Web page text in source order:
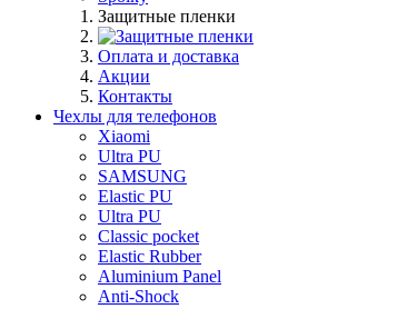
Защитные пленки
Оплата и доставка
Акции
Контакты
Чехлы для телефонов
Xiaomi
Ultra PU
SAMSUNG
Elastic PU
Ultra PU
Classic pocket
Elastic Rubber
Aluminium Panel
Anti-Shock